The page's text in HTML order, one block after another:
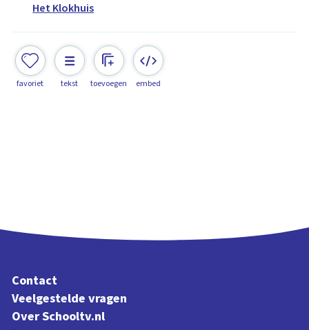
Het Klokhuis
favoriet tekst toevoegen embed
Contact
Veelgestelde vragen
Over Schooltv.nl